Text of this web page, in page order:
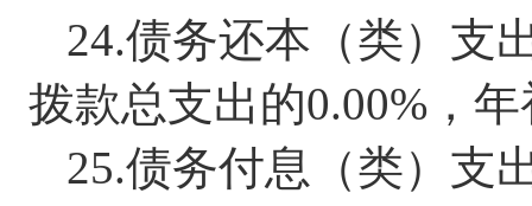
24.债务还本（类）支
拨款总支出的0.00%， 年
25.债务付息（类）支